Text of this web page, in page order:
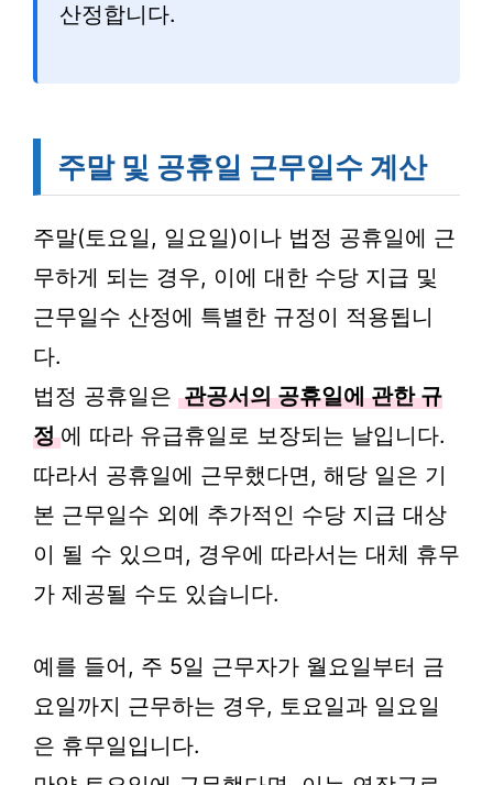
산정합니다.
주말 및 공휴일 근무일수 계산
주말(토요일, 일요일)이나 법정 공휴일에 근
무하게 되는 경우, 이에 대한 수당 지급 및
근무일수 산정에 특별한 규정이 적용됩니
다.
법정 공휴일은 관공서의 공휴일에 관한 규
정 에 따라 유급휴일로 보장되는 날입니다.
따라서 공휴일에 근무했다면, 해당 일은 기
본 근무일수 외에 추가적인 수당 지급 대상
이 될 수 있으며, 경우에 따라서는 대체 휴무
가 제공될 수도 있습니다.
예를 들어, 주 5일 근무자가 월요일부터 금
요일까지 근무하는 경우, 토요일과 일요일
은 휴무일입니다.